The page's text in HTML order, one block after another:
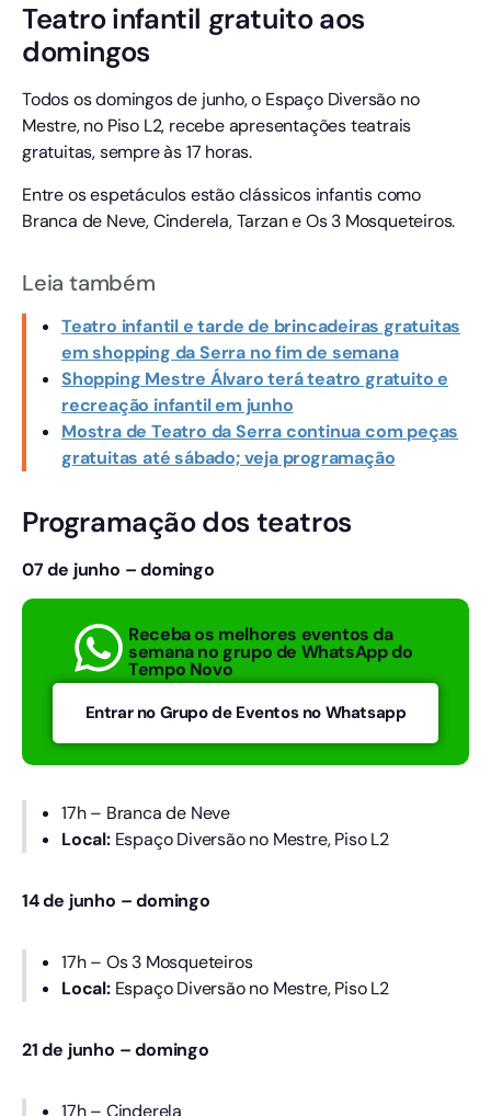
Teatro infantil gratuito aos
domingos
Todos os domingos de junho, o Espaço Diversão no
Mestre, no Piso L2, recebe apresentações teatrais
gratuitas, sempre às 17 horas.
Entre os espetáculos estão clássicos infantis como
Branca de Neve, Cinderela, Tarzan e Os 3 Mosqueteiros.
Leia também
Teatro infantil e tarde de brincadeiras gratuitas
em shopping da Serra no fim de semana
Shopping Mestre Álvaro terá teatro gratuito e
recreação infantil em junho
Mostra de Teatro da Serra continua com peças
gratuitas até sábado; veja programação
Programação dos teatros
07 de junho – domingo
Receba os melhores eventos da
semana no grupo de WhatsApp do
Tempo Novo
Entrar no Grupo de Eventos no Whatsapp
17h – Branca de Neve
Local:Espaço Diversão no Mestre, Piso L2
14 de junho – domingo
17h – Os 3 Mosqueteiros
Local:Espaço Diversão no Mestre, Piso L2
21 de junho – domingo
17h – Cinderela